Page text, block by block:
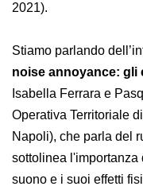
Romagna, Inail e
Stiamo parlando
noise annoyance:
Isabella Ferrara e
Operativa
Ricerca di Napoli),
stressor e che